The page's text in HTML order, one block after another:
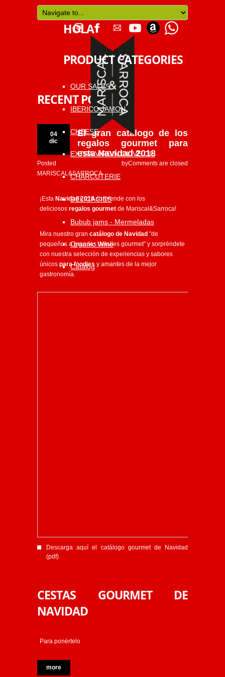
HOLA
PRODUCT CATEGORIES
OUR SALES
IBERICO JAMON
CHEESE
EXTRA VIRGIN OLIVE OIL
CHARCUTERIE
DELICACIES
Bubub jams - Mermeladas
Organic Wine
Catalog
RECENT POSTS
04
dic
El gran catálogo de los
regalos gourmet para
esta Navidad 2018
Comments are closed
Posted by
MARISCAL&SARROCA
¡Esta Navidad 2018sorprende con los
deliciosos regalos gourmet de Mariscal&Sarroca!
Mira nuestro gran catálogo de Navidad "de
pequeños a grandes detalles gourmet" y sorpréndete
con nuestra selección de experiencias y sabores
únicos para foodies y amantes de la mejor
gastronomía.
Descarga aquí el catálogo gourmet de Navidad
(pdf)
CESTAS GOURMET DE
NAVIDAD
Para ponértelo
more